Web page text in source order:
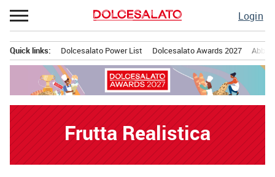
Passa
al
Login
principale
Quick links: Dolcesalato Power List Dolcesalato Awards 2027
Frutta Realistica